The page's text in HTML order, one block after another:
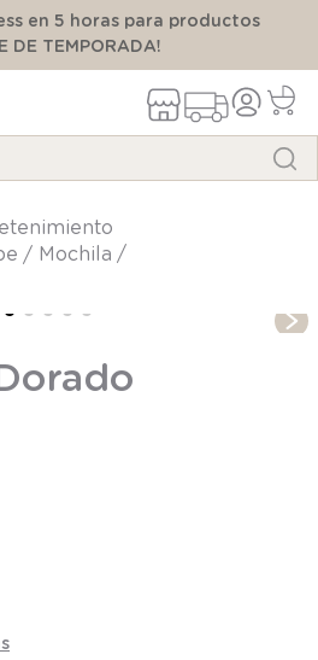
en 5 horas para productos
DE TEMPORADA!
mochila